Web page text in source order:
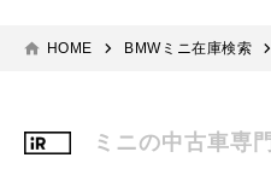
HOME BMWミニ在庫検索
ミニの中古車専